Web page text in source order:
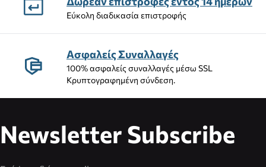
Εύκολη διαδικασία επιστροφής
Ασφαλείς Συναλλαγές
100% ασφαλείς συναλλαγές μέσω SSL
Κρυπτογραφημένη σύνδεση.
Newsletter Subscribe